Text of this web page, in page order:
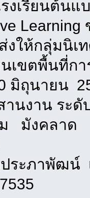
กโรงเรี
ให้กลุ่มนิเ
เขตพื้นที่ก
มิถุนายน
านงาน ระ
ม มังค
ะภาพัฒน์